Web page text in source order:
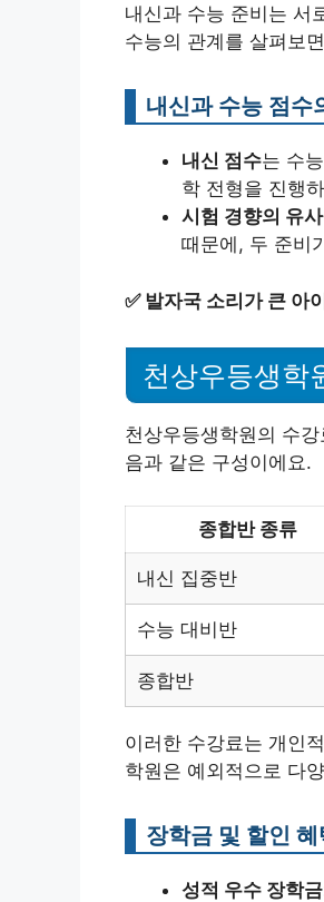
내신과 수능 준비는 서
수능의 관계를 살펴보
내신과 수능 점수
내신 점수는 수
학 전형을 진행
시험 경향의 유
때문에, 두 준비
✅ 발자국 소리가 큰 아
천상우등생학
천상우등생학원의 수
음과 같은 구성이에요.
종합반 종류
내신 집중반
수능 대비반
종합반
이러한 수강료는 개인
학원은 예외적으로 다
장학금 및 할인 혜
성적 우수 장학금